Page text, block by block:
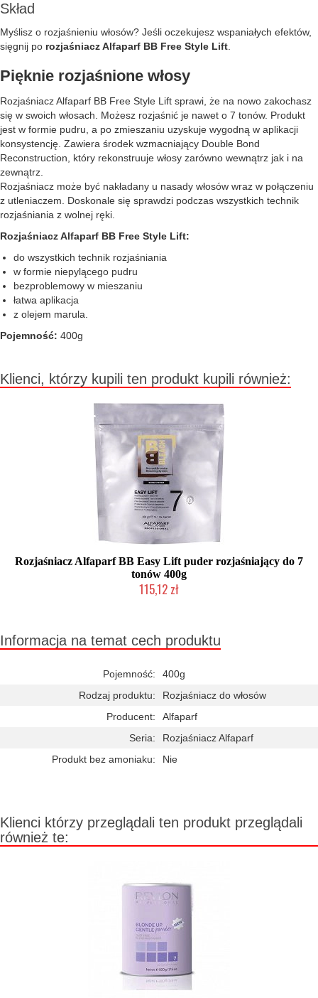
Skład
Myślisz o rozjaśnieniu włosów? Jeśli oczekujesz wspaniałych efektów,
sięgnij po rozjaśniacz Alfaparf BB Free Style Lift
Pięknie rozjaśnione włosy
Rozjaśniacz Alfaparf BB Free Style Lift sprawi, że na nowo zakochasz
się w swoich włosach. Możesz rozjaśnić je nawet o 7 tonów. Produkt
jest w formie pudru, a po zmieszaniu uzyskuje wygodną w aplikacji
konsystencję. Zawiera środek wzmacniający Double Bond
Reconstruction, który rekonstruuje włosy zarówno wewnątrz jak i na
zewnątrz.
Rozjaśniacz może być nakładany u nasady włosów wraz w połączeniu
z utleniaczem. Doskonale się sprawdzi podczas wszystkich technik
rozjaśniania z wolnej ręki.
Rozjaśniacz Alfaparf BB Free Style Lift:
do wszystkich technik rozjaśniania
w formie niepylącego pudru
bezproblemowy w mieszaniu
łatwa aplikacja
z olejem marula.
Pojemność: 400g
Klienci, którzy kupili ten produkt kupili również:
Rozjaśniacz Alfaparf BB Easy Lift puder rozjaśniający do 7
tonów 400g
115,12 zł
Informacja na temat cech produktu
Pojemność:
400g
Rodzaj produktu:
Rozjaśniacz do włosów
Producent:
Alfaparf
Seria:
Rozjaśniacz Alfaparf
Produkt bez amoniaku:
Nie
Klienci którzy przeglądali ten produkt przeglądali
również te: